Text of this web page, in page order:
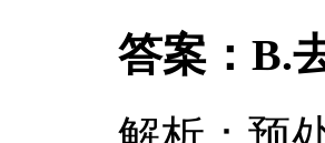
答案：B.